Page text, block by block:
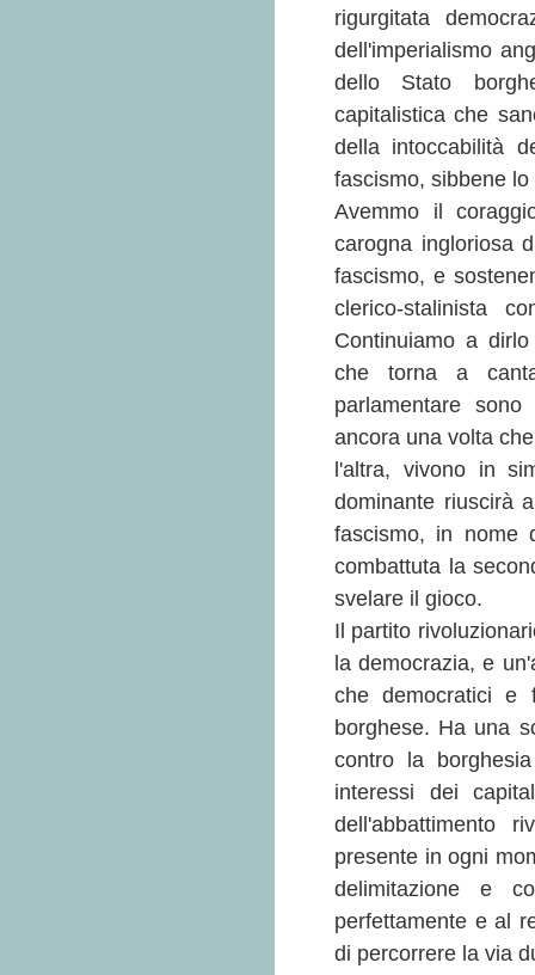
rigurgitata
dell'imperialismo
dello Stato
capitalistica che
della intoccabilità
fascismo, sibbene
Avemmo il
carogna ingloriosa
fascismo, e
clerico-stalinista
Continuiamo a
che torna a
parlamentare
ancora una volta
l'altra, vivono in
dominante riuscirà
fascismo, in nome
combattuta la
svelare il gioco.
Il partito
la democrazia, e
che democratici e
borghese. Ha una
contro la
interessi dei
dell'abbattimento
presente in ogni
delimitazione e
perfettamente e al
di percorrere la via